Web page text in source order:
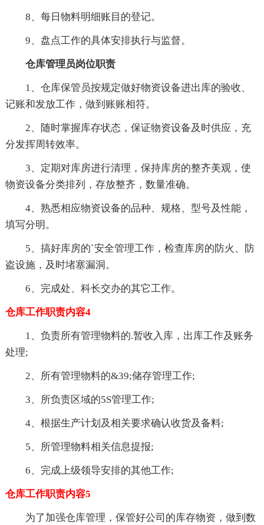
8、每日物料明细账目的登记。
9、盘点工作的具体安排执行与监督。
仓库管理员岗位职责
1、仓库保管员按规定做好物资设备进出库的验收、
记账和发放工作，做到账账相符。
2、随时掌握库存状态，保证物资设备及时供应，充
分发挥周转效率。
3、定期对库房进行清理，保持库房的整齐美观，使
物资设备分类排列，存放整齐，数量准确。
4、熟悉相应物资设备的品种、规格、型号及性能，
填写分明。
5、搞好库房的`安全管理工作，检查库房的防火、防
盗设施，及时堵塞漏洞。
6、完成处、科长交办的其它工作。
仓库工作职责内容4
1、负责所有管理物料的.暂收入库，出库工作及账务
处理;
2、所有管理物料的&39;储存管理工作;
3、所负责区域的5S管理工作;
4、根据生产计划及相关要求确认收货及备料;
5、所管理物料相关信息提报;
6、完成上级领导安排的其他工作;
仓库工作职责内容5
为了加强仓库管理，保管好公司的库存物资，做到数